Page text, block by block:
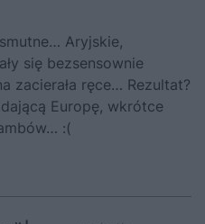
Aryjskie,
się bezsensownie
zacierała ręce… Rezultat?
Europę, wkrótce
:(